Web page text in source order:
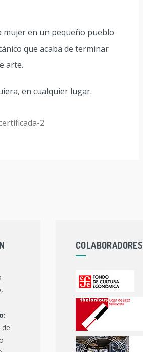
en un pequeño pueblo
que acaba de terminar
arte.
en cualquier lugar.
COLABORADORES